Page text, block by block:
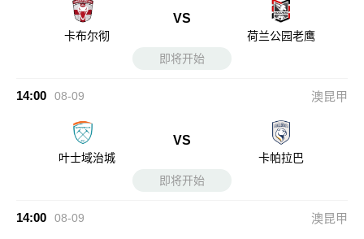
卡布尔彻
VS
荷兰公园老鹰
即将开始
14:00 08-09 澳昆甲
叶士域治城
VS
卡帕拉巴
即将开始
14:00 08-09 澳昆甲